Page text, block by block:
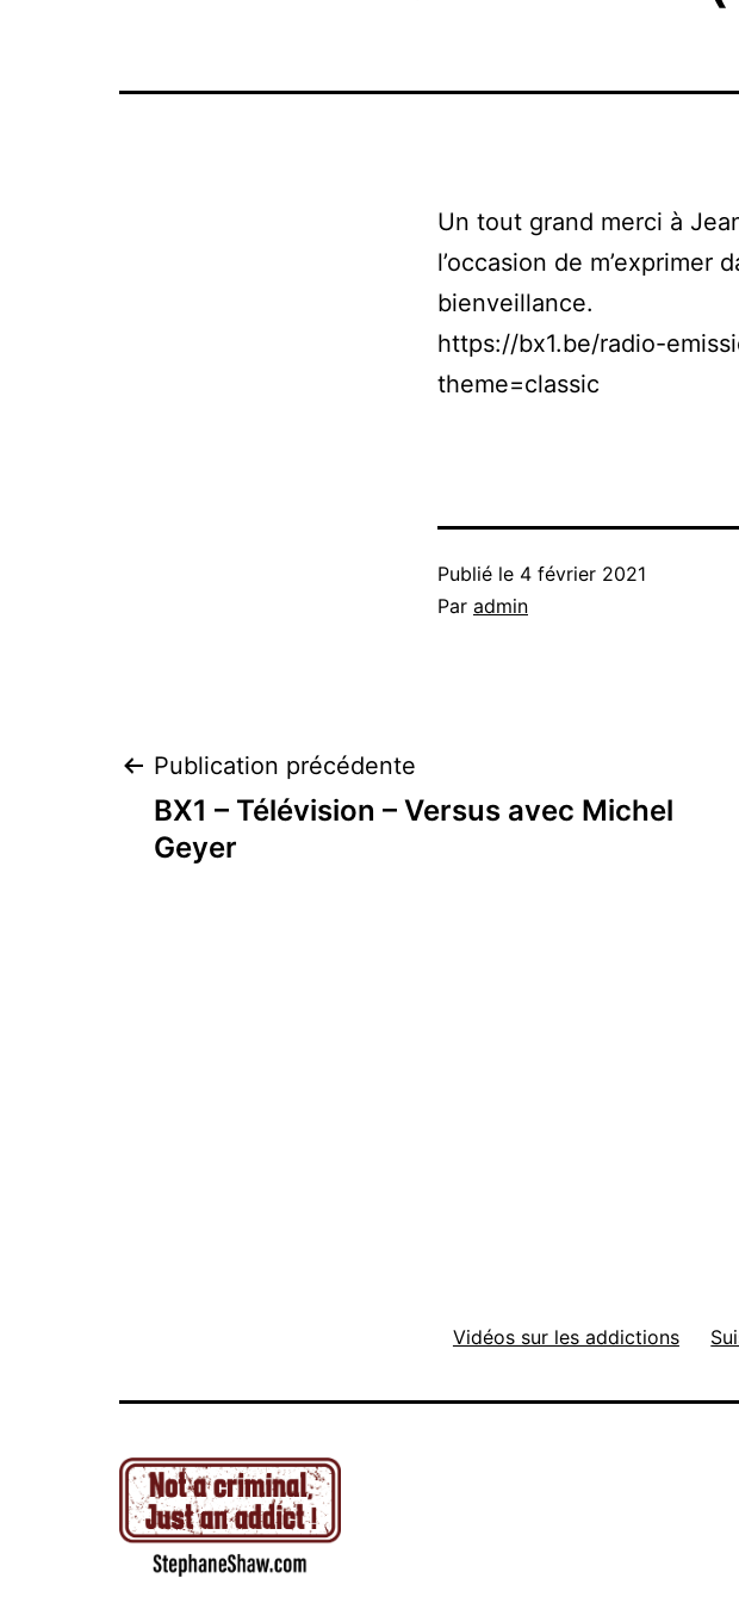
Un tout grand merci à
l’occasion de m’exprimer
bienveillance.
https://bx1.be/radio-
theme=classic
Publié le 4 février 2021
Par admin
Navigation
de
Publication précédente
BX1 – Télévision – Versus avec Michel
Geyer
Vidéos sur les addictions